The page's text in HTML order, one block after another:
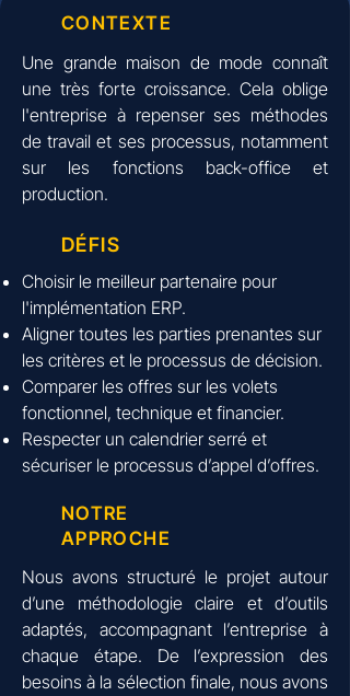
CONTEXTE
Une grande maison de mode connaît
une très forte croissance. Cela oblige
l'entreprise à repenser ses méthodes
de travail et ses processus, notamment
sur les fonctions back-office et
production.
DÉFIS
Choisir le meilleur partenaire pour
l'implémentation ERP.
Aligner toutes les parties prenantes sur
les critères et le processus de décision.
Comparer les offres sur les volets
fonctionnel, technique et financier.
Respecter un calendrier serré et
sécuriser le processus d’appel d’offres.
NOTRE
APPROCHE
Nous avons structuré le projet autour
d’une méthodologie claire et d’outils
adaptés, accompagnant l’entreprise à
chaque étape. De l’expression des
besoins à la sélection finale, nous avons